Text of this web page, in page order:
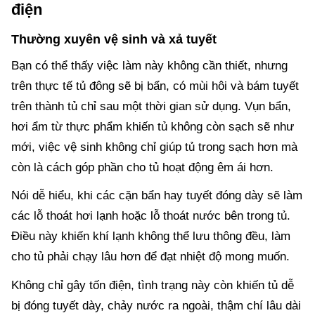
điện
Thường xuyên vệ sinh và xả tuyết
Bạn có thể thấy việc làm này không cần thiết, nhưng
trên thực tế tủ đông sẽ bị bẩn, có mùi hôi và bám tuyết
trên thành tủ chỉ sau một thời gian sử dụng. Vụn bẩn,
hơi ẩm từ thực phẩm khiến tủ không còn sạch sẽ như
mới, việc vệ sinh không chỉ giúp tủ trong sạch hơn mà
còn là cách góp phần cho tủ hoạt động êm ái hơn.
Nói dễ hiểu, khi các cặn bẩn hay tuyết đóng dày sẽ làm
các lỗ thoát hơi lạnh hoặc lỗ thoát nước bên trong tủ.
Điều này khiến khí lạnh không thể lưu thông đều, làm
cho tủ phải chạy lâu hơn để đạt nhiệt độ mong muốn.
Không chỉ gây tốn điện, tình trạng này còn khiến tủ dễ
bị đóng tuyết dày, chảy nước ra ngoài, thậm chí lâu dài